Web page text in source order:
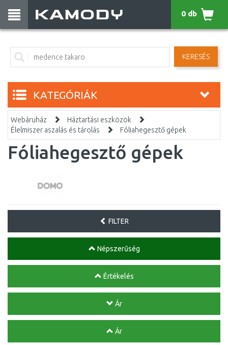
KERESÉS
0 db
KATEGÓRIÁK
Webáruház
Háztartási eszközök
Élelmiszer aszalás és tárolás
Fóliahegesztő gépek
Fóliahegesztő gépek
FILTER
Népszerűség
Értékelés
Ár
Ár